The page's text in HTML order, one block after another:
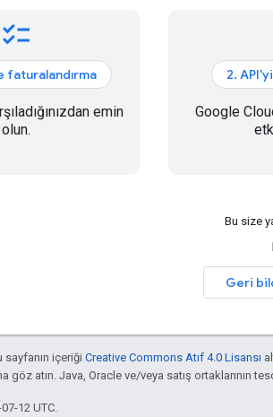
checklist
faturalandırma
emin
olun.
2.
Google
Bu size
Geri
sayfanın içeriği Creative Commons Atıf 4.0 Lisansı
göz atın. Java, Oracle ve/veya satış ortaklarının
12 UTC.